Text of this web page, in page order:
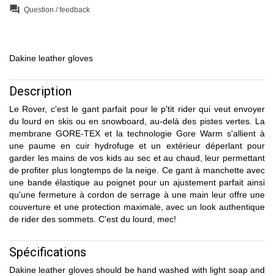
question_answer Question / feedback
Dakine leather gloves
Description
Le Rover, c'est le gant parfait pour le p'tit rider qui veut envoyer
du lourd en skis ou en snowboard, au-delà des pistes vertes. La
membrane GORE-TEX et la technologie Gore Warm s'allient à
une paume en cuir hydrofuge et un extérieur déperlant pour
garder les mains de vos kids au sec et au chaud, leur permettant
de profiter plus longtemps de la neige. Ce gant à manchette avec
une bande élastique au poignet pour un ajustement parfait ainsi
qu'une fermeture à cordon de serrage à une main leur offre une
couverture et une protection maximale, avec un look authentique
de rider des sommets. C'est du lourd, mec!
Spécifications
Dakine leather gloves should be hand washed with light soap and